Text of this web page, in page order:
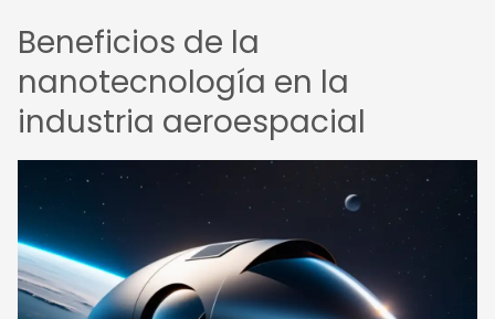
Beneficios de la
nanotecnología en la
industria aeroespacial